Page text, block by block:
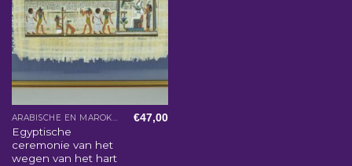
ARABISCHE EN MAROKKAANSE WOONACCESSOIRES
Egyptische
ceremonie van het
wegen van het hart
€47,00